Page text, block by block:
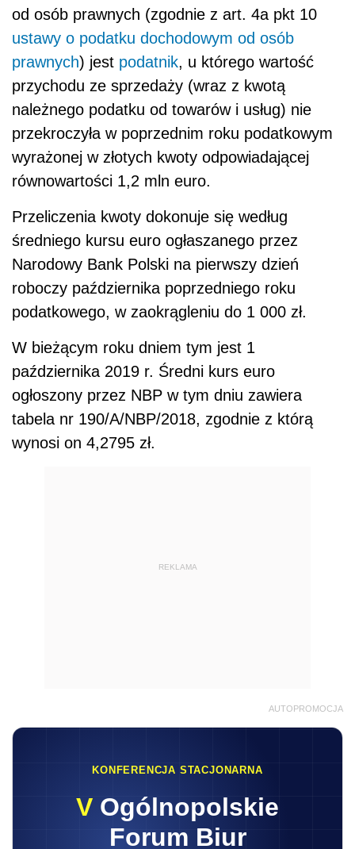
od osób prawnych (zgodnie z art. 4a pkt 10
ustawy o podatku dochodowym od osób
prawnych) jest podatnik, u którego wartość
przychodu ze sprzedaży (wraz z kwotą
należnego podatku od towarów i usług) nie
przekroczyła w poprzednim roku podatkowym
wyrażonej w złotych kwoty odpowiadającej
równowartości 1,2 mln euro.
Przeliczenia kwoty dokonuje się według
średniego kursu euro ogłaszanego przez
Narodowy Bank Polski na pierwszy dzień
roboczy października poprzedniego roku
podatkowego, w zaokrągleniu do 1 000 zł.
W bieżącym roku dniem tym jest 1
października 2019 r. Średni kurs euro
ogłoszony przez NBP w tym dniu zawiera
tabela nr 190/A/NBP/2018, zgodnie z którą
wynosi on 4,2795 zł.
REKLAMA
AUTOPROMOCJA
KONFERENCJA STACJONARNA
V Ogólnopolskie
Forum Biur